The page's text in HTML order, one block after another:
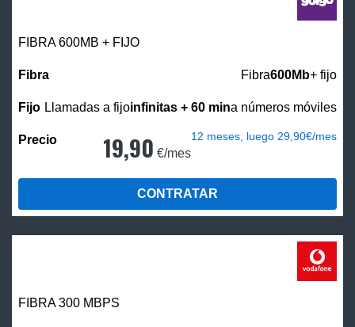
FIBRA 600MB + FIJO
Fibra600Mb+ fijo
Llamadas a fijoinfinitas + 60 mina números móviles
19,90 €/mes
12 meses, luego 29,90€/mes
CONTRATAR
FIBRA 300 MBPS